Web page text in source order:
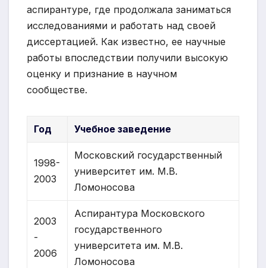
аспирантуре, где продолжала заниматься
исследованиями и работать над своей
диссертацией. Как известно, ее научные
работы впоследствии получили высокую
оценку и признание в научном
сообществе.
Год Учебное заведение
1998-
2003
Московский государственный
университет им. М.В.
Ломоносова
2003
-
2006
Аспирантура Московского
государственного
университета им. М.В.
Ломоносова